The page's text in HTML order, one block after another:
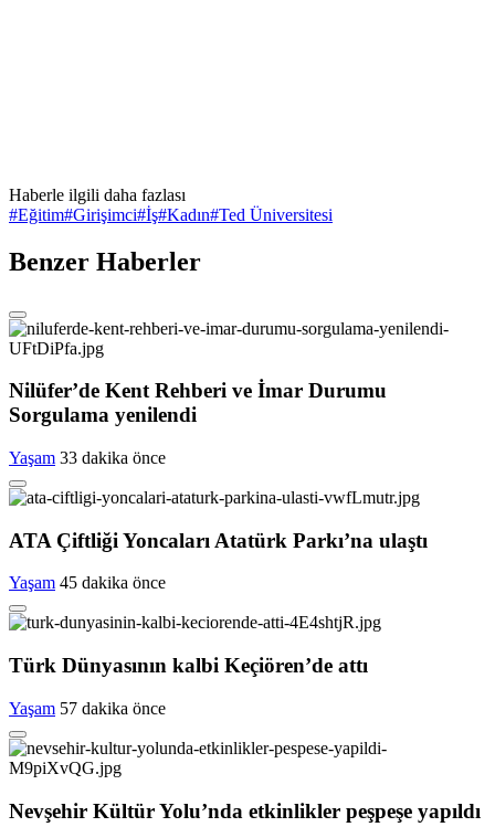
Haberle ilgili daha fazlası
#Eğitim#Girişimci#İş#Kadın#Ted Üniversitesi
Benzer Haberler
Nilüfer’de Kent Rehberi ve İmar Durumu
Sorgulama yenilendi
Yaşam 33 dakika önce
ATA Çiftliği Yoncaları Atatürk Parkı’na ulaştı
Yaşam 45 dakika önce
Türk Dünyasının kalbi Keçiören’de attı
Yaşam 57 dakika önce
Nevşehir Kültür Yolu’nda etkinlikler peşpeşe yapıldı